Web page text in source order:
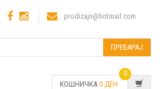
prodizajn@hotmail.com
ПРЕБАРАЈ
КОШНИЧКА 0 ДЕН.
0